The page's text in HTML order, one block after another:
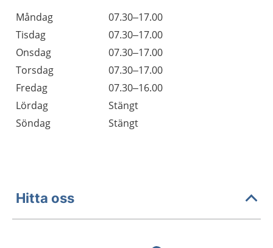
Dag
Öppettider
Kommentarer
Måndag
07.30–17.00
Tisdag
07.30–17.00
Onsdag
07.30–17.00
Torsdag
07.30–17.00
Fredag
07.30–16.00
Lördag
Stängt
Söndag
Stängt
Hitta oss